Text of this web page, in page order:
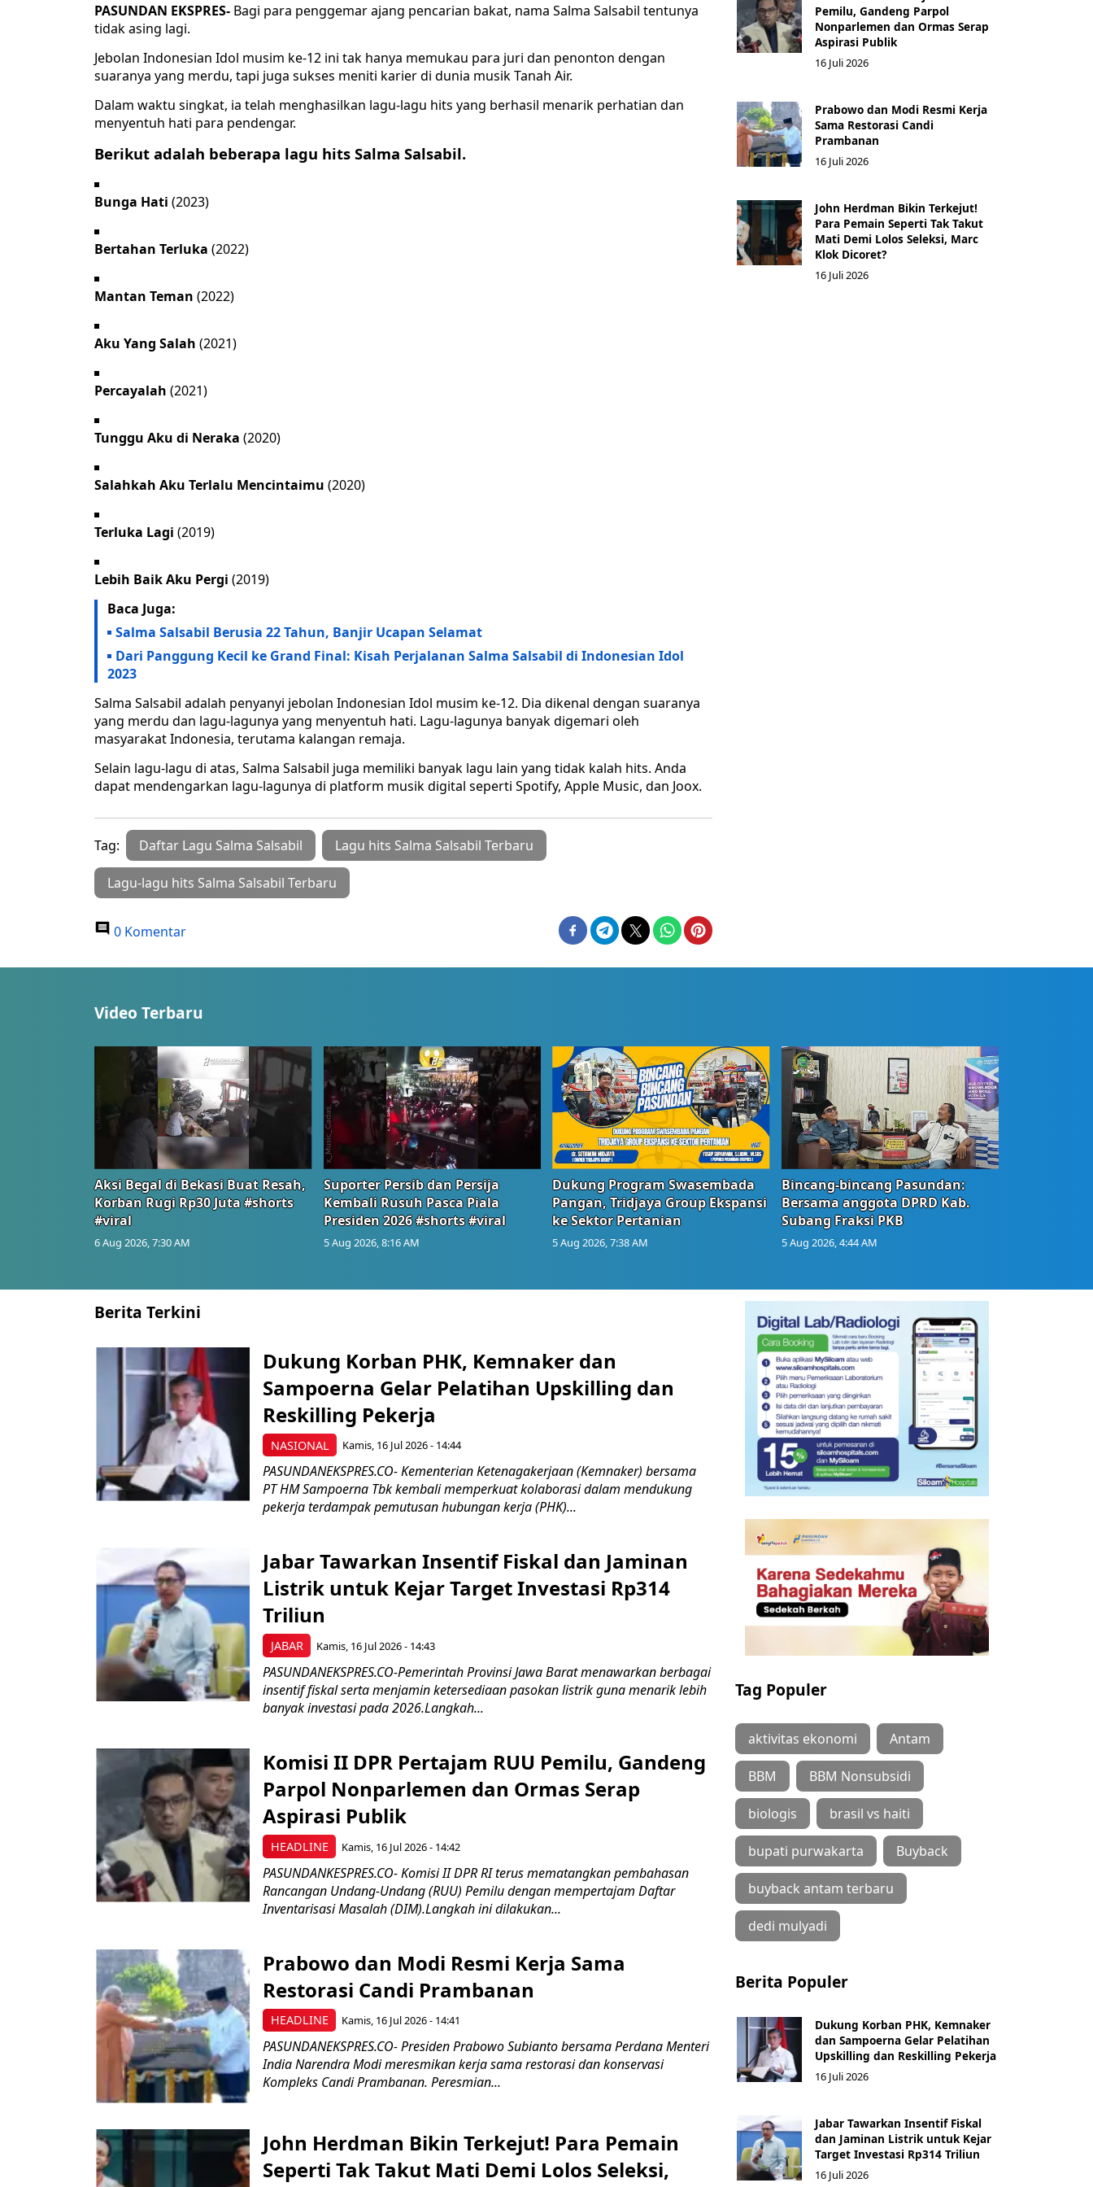
PASUNDAN EKSPRES- Bagi para penggemar ajang pencarian bakat, nama Salma Salsabil tentunya
tidak asing lagi.
Jebolan Indonesian Idol musim ke-12 ini tak hanya memukau para juri dan penonton dengan
suaranya yang merdu, tapi juga sukses meniti karier di dunia musik Tanah Air.
Dalam waktu singkat, ia telah menghasilkan lagu-lagu hits yang berhasil menarik perhatian dan
menyentuh hati para pendengar.
Berikut adalah beberapa lagu hits Salma Salsabil.
Bunga Hati (2023)
Bertahan Terluka (2022)
Mantan Teman (2022)
Aku Yang Salah (2021)
Percayalah (2021)
Tunggu Aku di Neraka (2020)
Salahkah Aku Terlalu Mencintaimu (2020)
Terluka Lagi (2019)
Lebih Baik Aku Pergi (2019)
Baca Juga:
Salma Salsabil Berusia 22 Tahun, Banjir Ucapan Selamat
Dari Panggung Kecil ke Grand Final: Kisah Perjalanan Salma Salsabil di Indonesian Idol
2023
Salma Salsabil adalah penyanyi jebolan Indonesian Idol musim ke-12. Dia dikenal dengan suaranya
yang merdu dan lagu-lagunya yang menyentuh hati. Lagu-lagunya banyak digemari oleh
masyarakat Indonesia, terutama kalangan remaja.
Selain lagu-lagu di atas, Salma Salsabil juga memiliki banyak lagu lain yang tidak kalah hits. Anda
dapat mendengarkan lagu-lagunya di platform musik digital seperti Spotify, Apple Music, dan Joox.
Tag: Daftar Lagu Salma Salsabil Lagu hits Salma Salsabil Terbaru
Lagu-lagu hits Salma Salsabil Terbaru
0 Komentar
Pemilu, Gandeng Parpol
Nonparlemen dan Ormas Serap
Aspirasi Publik
16 Juli 2026
Prabowo dan Modi Resmi Kerja
Sama Restorasi Candi
Prambanan
16 Juli 2026
John Herdman Bikin Terkejut!
Para Pemain Seperti Tak Takut
Mati Demi Lolos Seleksi, Marc
Klok Dicoret?
16 Juli 2026
Video Terbaru
Aksi Begal di Bekasi Buat Resah,
Korban Rugi Rp30 Juta #shorts
#viral
6 Aug 2026, 7:30 AM
Suporter Persib dan Persija
Kembali Rusuh Pasca Piala
Presiden 2026 #shorts #viral
5 Aug 2026, 8:16 AM
Dukung Program Swasembada
Pangan, Tridjaya Group Ekspansi
ke Sektor Pertanian
5 Aug 2026, 7:38 AM
Bincang-bincang Pasundan:
Bersama anggota DPRD Kab.
Subang Fraksi PKB
5 Aug 2026, 4:44 AM
Berita Terkini
NASIONAL
Dukung Korban PHK, Kemnaker dan
Sampoerna Gelar Pelatihan Upskilling dan
Reskilling Pekerja
Kamis, 16 Jul 2026 - 14:44
PASUNDANEKSPRES.CO- Kementerian Ketenagakerjaan (Kemnaker) bersama
PT HM Sampoerna Tbk kembali memperkuat kolaborasi dalam mendukung
pekerja terdampak pemutusan hubungan kerja (PHK)...
JABAR
Jabar Tawarkan Insentif Fiskal dan Jaminan
Listrik untuk Kejar Target Investasi Rp314
Triliun
Kamis, 16 Jul 2026 - 14:43
PASUNDANEKSPRES.CO-Pemerintah Provinsi Jawa Barat menawarkan berbagai
insentif fiskal serta menjamin ketersediaan pasokan listrik guna menarik lebih
banyak investasi pada 2026.Langkah...
HEADLINE
Komisi II DPR Pertajam RUU Pemilu, Gandeng
Parpol Nonparlemen dan Ormas Serap
Aspirasi Publik
Kamis, 16 Jul 2026 - 14:42
PASUNDANKESPRES.CO- Komisi II DPR RI terus mematangkan pembahasan
Rancangan Undang-Undang (RUU) Pemilu dengan mempertajam Daftar
Inventarisasi Masalah (DIM).Langkah ini dilakukan...
HEADLINE
Prabowo dan Modi Resmi Kerja Sama
Restorasi Candi Prambanan
Kamis, 16 Jul 2026 - 14:41
PASUNDANEKSPRES.CO- Presiden Prabowo Subianto bersama Perdana Menteri
India Narendra Modi meresmikan kerja sama restorasi dan konservasi
Kompleks Candi Prambanan. Peresmian...
John Herdman Bikin Terkejut! Para Pemain
Seperti Tak Takut Mati Demi Lolos Seleksi,
Tag Populer
aktivitas ekonomi Antam
BBM BBM Nonsubsidi
biologis brasil vs haiti
bupati purwakarta Buyback
buyback antam terbaru
dedi mulyadi
Berita Populer
Dukung Korban PHK, Kemnaker
dan Sampoerna Gelar Pelatihan
Upskilling dan Reskilling Pekerja
16 Juli 2026
Jabar Tawarkan Insentif Fiskal
dan Jaminan Listrik untuk Kejar
Target Investasi Rp314 Triliun
16 Juli 2026